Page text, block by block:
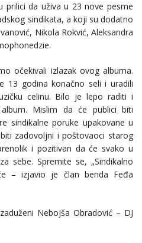
prilici da uživa u 23 nove pesme
sindikata, a koji su dodatno
Nikola Rokvić, Aleksandra
očekivali izlazak ovog albuma.
13 godina konačno seli i uradili
celinu. Bilo je lepo raditi i
Mislim da će publici biti
sindikalne poruke upakovane u
zadovoljni i poštovaoci starog
i pozitivan da će svako u
sebe. Spremite se, „Sindikalno
– izjavio je član benda Feđa
Nebojša Obradović – DJ